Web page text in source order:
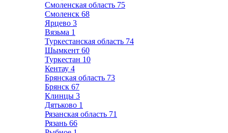
Смоленская область 75
Смоленск 68
Ярцево 3
Вязьма 1
Туркестанская область 74
Шымкент 60
Туркестан 10
Кентау 4
Брянская область 73
Брянск 67
Клинцы 3
Дятьково 1
Рязанская область 71
Рязань 66